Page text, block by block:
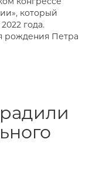
который
года.
рождения Петра